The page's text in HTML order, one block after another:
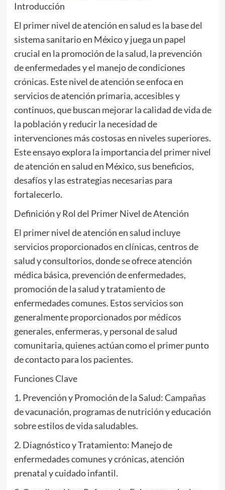
Introducción
El primer nivel de atención en salud es la base del
sistema sanitario en México y juega un papel
crucial en la promoción de la salud, la prevención
de enfermedades y el manejo de condiciones
crónicas. Este nivel de atención se enfoca en
servicios de atención primaria, accesibles y
continuos, que buscan mejorar la calidad de vida de
la población y reducir la necesidad de
intervenciones más costosas en niveles superiores.
Este ensayo explora la importancia del primer nivel
de atención en salud en México, sus beneficios,
desafíos y las estrategias necesarias para
fortalecerlo.
Definición y Rol del Primer Nivel de Atención
El primer nivel de atención en salud incluye
servicios proporcionados en clínicas, centros de
salud y consultorios, donde se ofrece atención
médica básica, prevención de enfermedades,
promoción de la salud y tratamiento de
enfermedades comunes. Estos servicios son
generalmente proporcionados por médicos
generales, enfermeras, y personal de salud
comunitaria, quienes actúan como el primer punto
de contacto para los pacientes.
Funciones Clave
1. Prevención y Promoción de la Salud: Campañas
de vacunación, programas de nutrición y educación
sobre estilos de vida saludables.
2. Diagnóstico y Tratamiento: Manejo de
enfermedades comunes y crónicas, atención
prenatal y cuidado infantil.